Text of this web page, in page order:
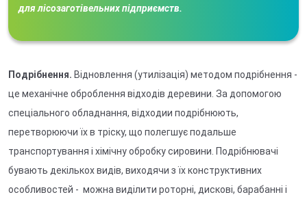
для лісозаготівельних підприємств.
Подрібнення. Відновлення (утилізація) методом подрібнення -
це механічне оброблення відходів деревини. За допомогою
спеціального обладнання, відходии подрібнюють,
перетворюючи їх в тріску, що полегшує подальше
транспортування і хімічну обробку сировини. Подрібнювачі
бувають декількох видів, виходячи з їх конструктивних
особливостей - можна виділити роторні, дискові, барабанні і